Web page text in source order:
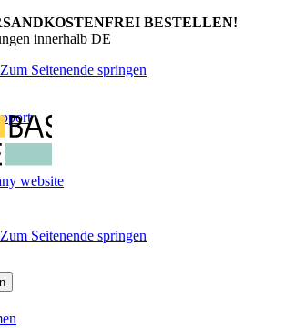
BESTELLEN!
innerhalb DE
Zum Seitenende springen
website
Zum Seitenende springen